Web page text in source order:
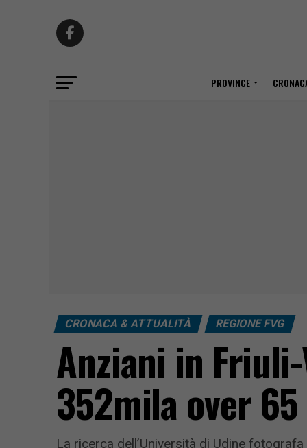
PROVINCE
CRONACA & ATTUALITÀ REGIONE FVG
Anziani in
352mila over 65
La ricerca dell’Università di Udine